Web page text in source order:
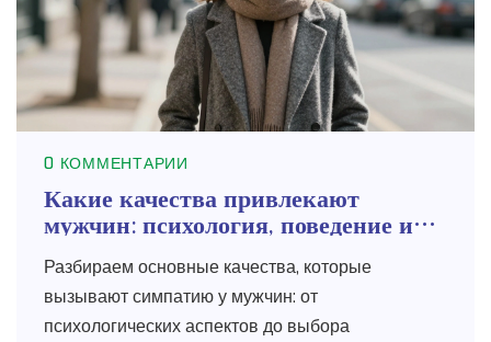
0 КОММЕНТАРИИ
Какие качества привлекают
мужчин: психология, поведение и
Разбираем основные качества, которые
вызывают симпатию у мужчин: от
психологических аспектов до выбора